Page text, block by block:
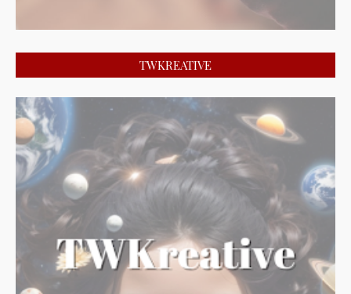
TWKREATIVE